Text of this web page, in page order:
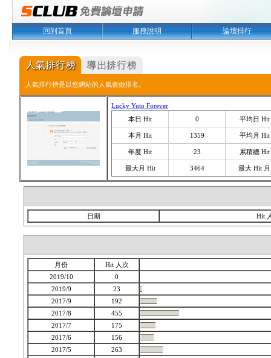
回到首頁 服務說明 論壇排行
人氣排行榜是以您網站的人氣值做排名。
Lucky Yuto Forever
本日 Hit
0 平均日 Hit
本月 Hit 1359 平均月 Hit
年度 Hit 23 累積總 Hit
最大月 Hit 3464 最大 Hit 月
日期 Hit
月份
Hit 人次
2019/10
0
2019/9
23
2017/9
192
2017/8
455
2017/7
175
2017/6
156
2017/5
263